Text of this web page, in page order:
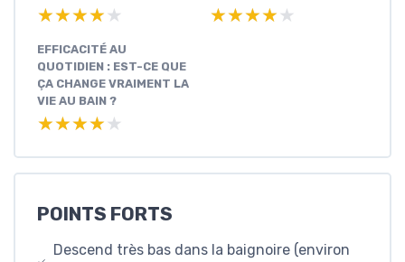
★★★★★
★★★★★ ★★★★★
★★★★★
EFFICACITÉ AU
QUOTIDIEN : EST-CE QUE
ÇA CHANGE VRAIMENT LA
VIE AU BAIN ?
★★★★★
★★★★★
POINTS FORTS
Descend très bas dans la baignoire (environ